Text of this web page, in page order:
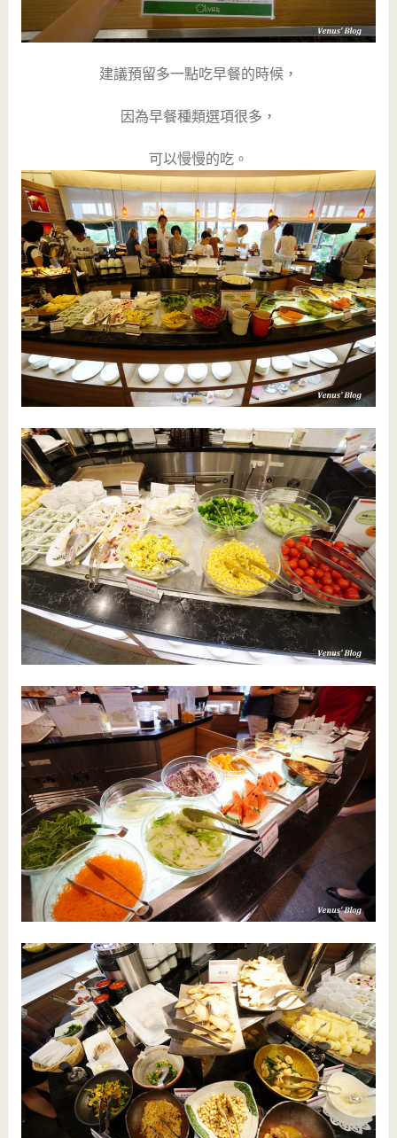
建議預留多一點吃早餐的時候，
因為早餐種類選項很多，
可以慢慢的吃。